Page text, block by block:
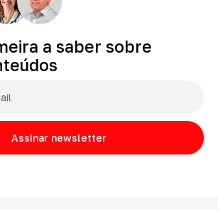
a saber sobre
Assinar newsletter